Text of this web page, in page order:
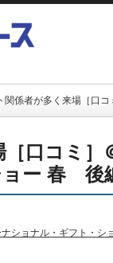
関係者が多く来場［口
口コミ］
ョー 春 後
ショナル・ギフト・シ